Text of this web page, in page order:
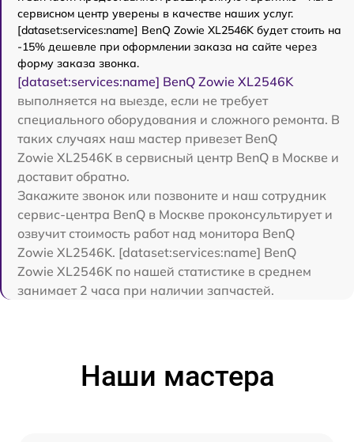
сервисном центр уверены в качестве наших услуг.
[dataset:services:name] BenQ Zowie XL2546K будет стоить на
-15% дешевле при оформлении заказа на сайте через
форму заказа звонка.
[dataset:services:name] BenQ Zowie XL2546K
выполняется на выезде, если не требует
специального оборудования и сложного ремонта. В
таких случаях наш мастер привезет BenQ
Zowie XL2546K в сервисный центр BenQ в Москве и
доставит обратно.
Закажите звонок или позвоните и наш сотрудник
сервис-центра BenQ в Москве проконсультирует и
озвучит стоимость работ над монитора BenQ
Zowie XL2546K. [dataset:services:name] BenQ
Zowie XL2546K по нашей статистике в среднем
занимает 2 часа при наличии запчастей.
Наши мастера